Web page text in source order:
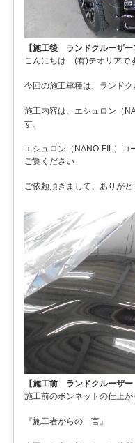
【施工後 ランドクルーザ
こんにちは (有)テオリアで
今回の施工車種は、ランド
施工内容は、エシュロン（
す。
エシュロン（NANO-FIL）コ
ご覧ください
ご依頼頂きまして、ありが
【施工前 ランドクルーザ
施工前のボンネットの仕上が
『施工者からの一言』